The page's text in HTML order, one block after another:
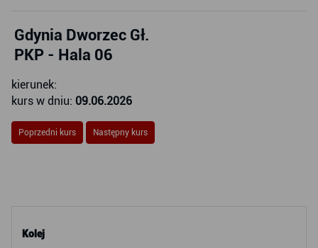
Kolej
Gdynia Dworzec Gł.
PKP - Hala 06
kierunek:
kurs w dniu: 09.06.2026
Poprzedni kurs Następny kurs